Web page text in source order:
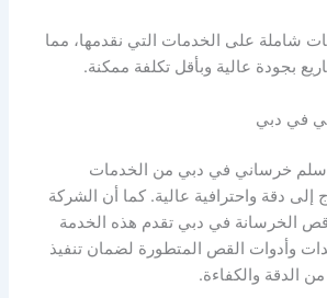
شاملة على الخدمات التي نقدمها، مما
بجودة عالية وبأقل تكلفة ممكنة.
في دبي
خرساني في دبي من الخدمات
دقة واحترافية عالية. كما أن الشركة
قص الخرسانة في دبي تقدم هذه الخدمة
وأدوات القص المتطورة لضمان تنفيذ
الدقة والكفاءة.